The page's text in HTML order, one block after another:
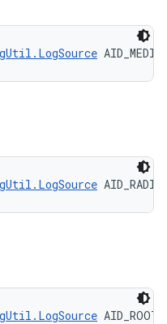
AID_MEDIA
AID_RADIO
AID_ROOT